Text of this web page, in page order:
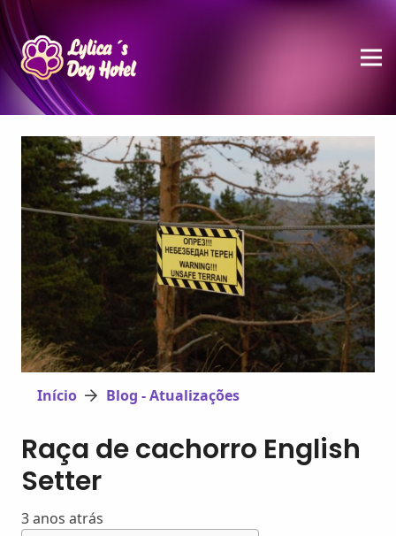
Início Blog - Atualizações
Raça de cachorro English
Setter
3 anos atrás